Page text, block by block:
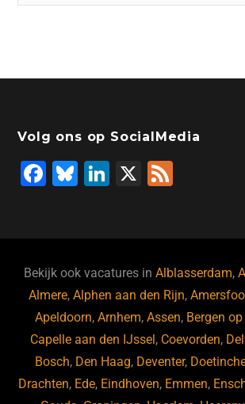
Volg ons op SocialMedia
F
b
o
o
k
Bl
ky
Li
dI
n
X
Bekijk ook vacatures inAlblasserdam,
Almere,Alphen aan den Rijn,
Apeldoorn,Arnhem,Assen, Bergen
Capelle aan den IJssel, Coevorden,
Bosch, Den Haag, Deventer,
Drachten, Ede, Eindhoven, Emmen,